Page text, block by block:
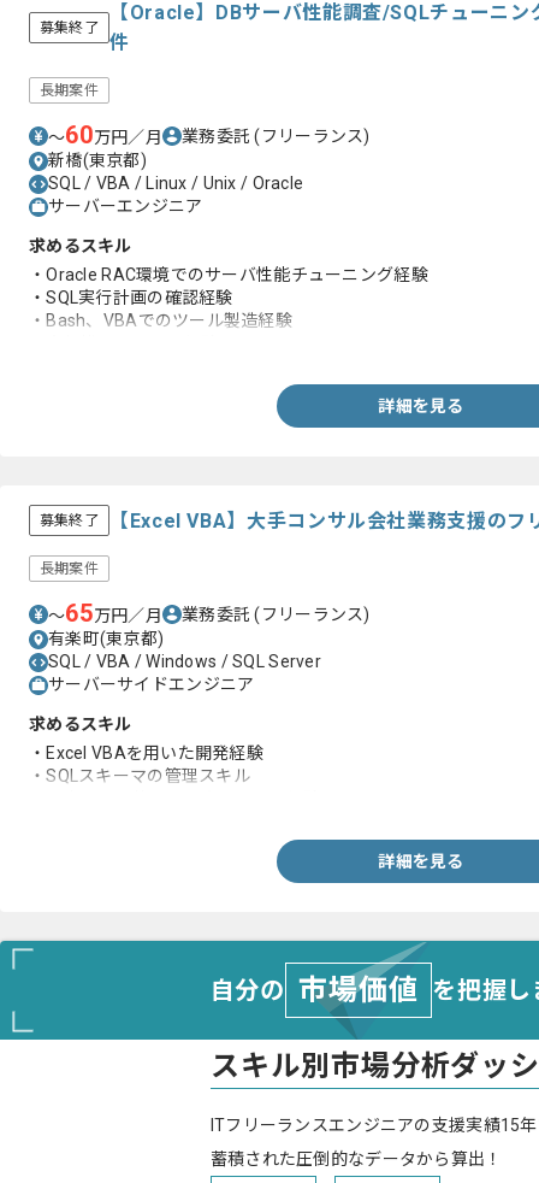
募集終了
【Oracle】DBサーバ性能調査/SQLチューニン
件
長期案件
〜60万円／月 業務委託(フリーランス)
新橋(東京都)
SQL / VBA / Linux / Unix / Oracle
サーバーエンジニア
求めるスキル
・Oracle RAC環境でのサーバ性能チューニング経験
・SQL実行計画の確認経験
・Bash、VBAでのツール製造経験
詳細を見る
募集終了 【Excel VBA】大手コンサル会社業務支援のフ
長期案件
〜65万円／月 業務委託(フリーランス)
有楽町(東京都)
SQL / VBA / Windows / SQL Server
サーバーサイドエンジニア
求めるスキル
・Excel VBAを用いた開発経験
・SQLスキーマの管理スキル
詳細を見る
自分の 市場価値 を把握
スキル別市場分析ダッ
ITフリーランスエンジニアの支援実績15
蓄積された圧倒的なデータから算出！